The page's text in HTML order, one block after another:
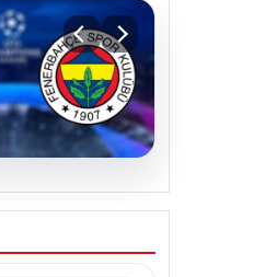
Fenerbahçe
Saat